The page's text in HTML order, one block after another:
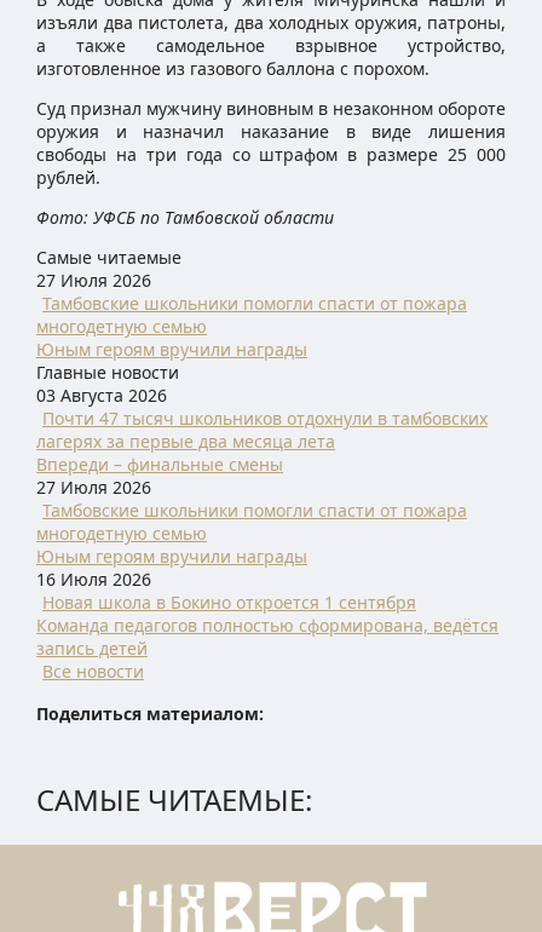
изъяли два пистолета, два холодных оружия, патроны,
а также самодельное взрывное устройство,
изготовленное из газового баллона с порохом.
Суд признал мужчину виновным в незаконном обороте
оружия и назначил наказание в виде лишения
свободы на три года со штрафом в размере 25 000
рублей.
Фото: УФСБ по Тамбовской области
Самые читаемые
27 Июля 2026
Тамбовские школьники помогли спасти от пожара
многодетную семью
Юным героям вручили награды
Главные новости
03 Августа 2026
Почти 47 тысяч школьников отдохнули в тамбовских
лагерях за первые два месяца лета
Впереди – финальные смены
27 Июля 2026
Тамбовские школьники помогли спасти от пожара
многодетную семью
Юным героям вручили награды
16 Июля 2026
Новая школа в Бокино откроется 1 сентября
Команда педагогов полностью сформирована, ведётся
запись детей
Все новости
Поделиться материалом:
САМЫЕ ЧИТАЕМЫЕ: